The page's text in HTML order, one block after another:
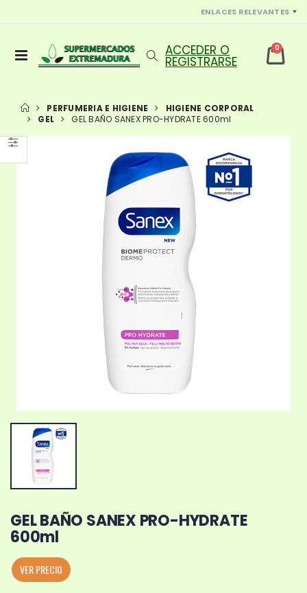
ENLACES RELEVANTES
0
PERFUMERIA E HIGIENE
HIGIENE CORPORAL
GEL
GEL BAÑO SANEX PRO-HYDRATE 600ml
GEL BAÑO SANEX PRO-HYDRATE
600ml
VER PRECIO